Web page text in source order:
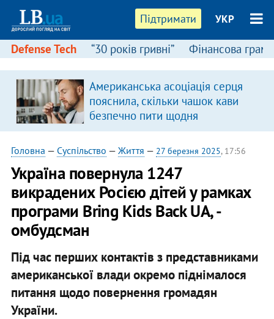
Підтримати УКР
Defense Tech “30 років гривні” Фінансова
Американська асоціація серця
пояснила, скільки чашок кави
безпечно пити щодня
Головна — Суспільство — Життя — 27 березня 2025, 17:56
​​Україна повернула 1247
викрадених Росією дітей у рамках
програми Bring Kids Back UA, -
омбудсман
Під час перших контактів з представниками
американської влади окремо піднімалося
питання щодо повернення громадян
України.